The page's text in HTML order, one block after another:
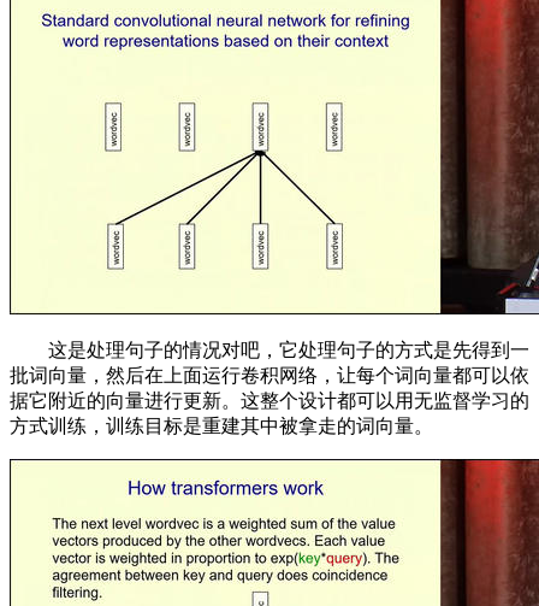
这是处理句子的情况对吧，它处理句子的方式是先得到一
批词向量，然后在上面运行卷积网络，让每个词向量都可以依
据它附近的向量进行更新。这整个设计都可以用无监督学习的
方式训练，训练目标是重建其中被拿走的词向量。